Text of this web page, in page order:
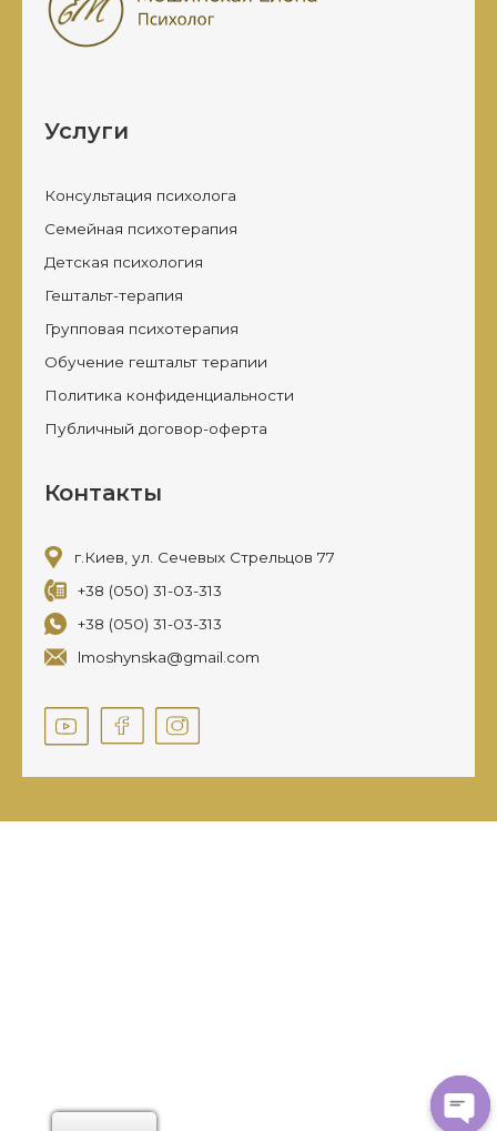
Услуги
Консультация психолога
Семейная психотерапия
Детская психология
Гештальт-терапия
Групповая психотерапия
Обучение гештальт терапии
Политика конфиденциальности
Публичный договор-оферта
Контакты
г.Киев, ул. Сечевых Стрельцов 77
+38 (050) 31-03-313
+38 (050) 31-03-313
lmoshynska@gmail.com